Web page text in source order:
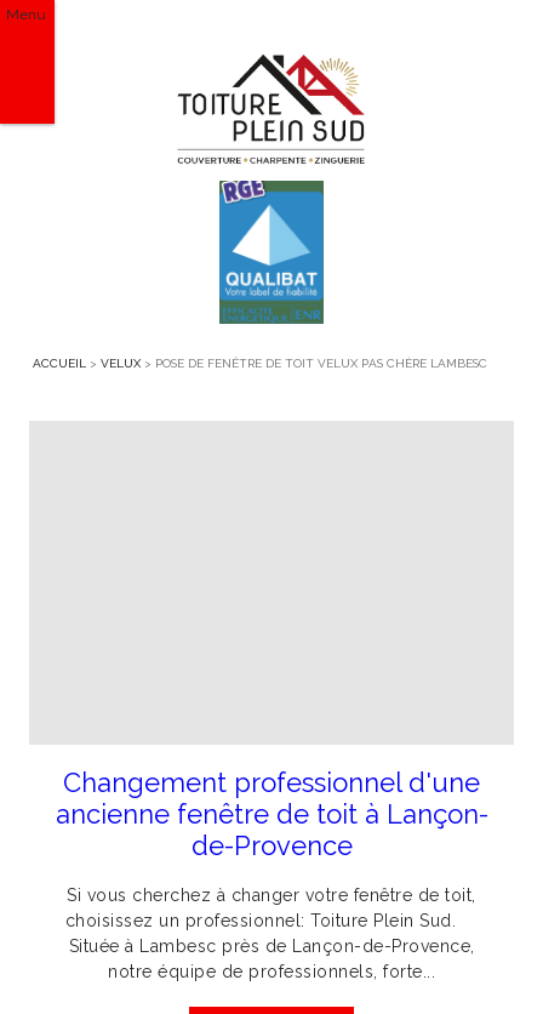
Menu
ACCUEIL > VELUX > POSE DE FENÊTRE DE TOIT VELUX PAS CHÈRE LAMBESC
Changement professionnel d'une
ancienne fenêtre de toit à Lançon-
de-Provence
Si vous cherchez à changer votre fenêtre de toit,
choisissez un professionnel: Toiture Plein Sud.
Située à Lambesc près de Lançon-de-Provence,
notre équipe de professionnels, forte...